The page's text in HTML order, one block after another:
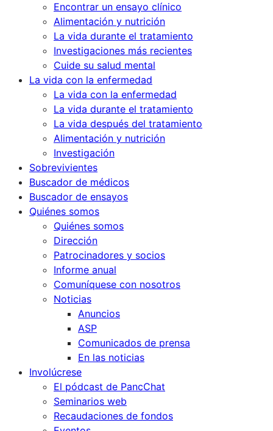
Encontrar un ensayo clínico
Alimentación y nutrición
La vida durante el tratamiento
Investigaciones más recientes
Cuide su salud mental
La vida con la enfermedad
La vida con la enfermedad
La vida durante el tratamiento
La vida después del tratamiento
Alimentación y nutrición
Investigación
Sobrevivientes
Buscador de médicos
Buscador de ensayos
Quiénes somos
Quiénes somos
Dirección
Patrocinadores y socios
Informe anual
Comuníquese con nosotros
Noticias
Anuncios
ASP
Comunicados de prensa
En las noticias
Involúcrese
El pódcast de PancChat
Seminarios web
Recaudaciones de fondos